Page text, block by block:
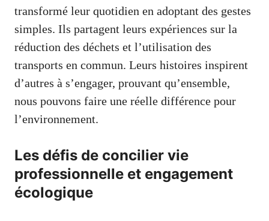
transformé leur quotidien en adoptant des gestes
simples. Ils partagent leurs expériences sur la
réduction des déchets et l’utilisation des
transports en commun. Leurs histoires inspirent
d’autres à s’engager, prouvant qu’ensemble,
nous pouvons faire une réelle différence pour
l’environnement.
Les défis de concilier vie
professionnelle et engagement
écologique